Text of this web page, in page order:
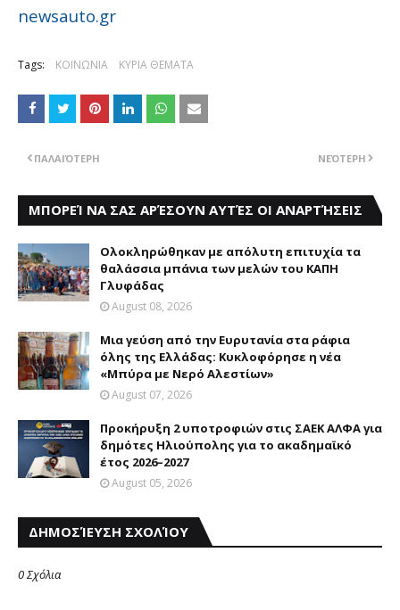
newsauto.gr
Tags: ΚΟΙΝΩΝΙΑ ΚΥΡΙΑ ΘΕΜΑΤΑ
ΝΕΌΤΕΡΗ
ΠΑΛΑΙΌΤΕΡΗ
ΜΠΟΡΕΊ ΝΑ ΣΑΣ ΑΡΈΣΟΥΝ ΑΥΤΈΣ ΟΙ ΑΝΑΡΤΉΣΕΙΣ
Ολοκληρώθηκαν με απόλυτη επιτυχία τα
θαλάσσια μπάνια των μελών του KAΠH
Γλυφάδας
August 08, 2026
Mια γεύση από την Eυρυτανία στα ράφια
όλης της Ελλάδας: Κυκλοφόρησε η νέα
«Μπύρα με Nερό Aλεστίων»
August 07, 2026
Προκήρυξη 2 υποτροφιών στις ΣΑΕΚ ΑΛΦΑ για
δημότες Ηλιούπολης για το ακαδημαϊκό
έτος 2026–2027
August 05, 2026
ΔΗΜΟΣΊΕΥΣΗ ΣΧΟΛΊΟΥ
0 Σχόλια